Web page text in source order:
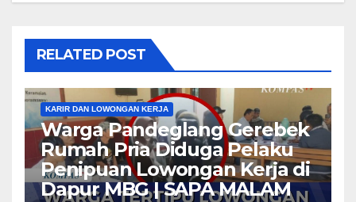
RELATED POST
KARIR DAN LOWONGAN KERJA
Warga Pandeglang Gerebek
Rumah Pria Diduga Pelaku
Penipuan Lowongan Kerja di
Dapur MBG | SAPA MALAM